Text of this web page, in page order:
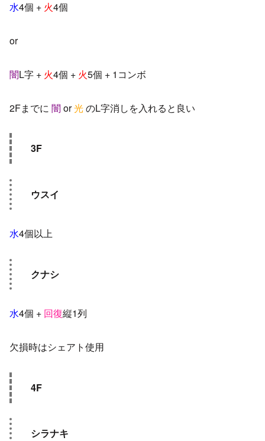
水4個 + 火4個
or
闇L字 + 火4個 + 火5個 + 1コンボ
2Fまでに 闇 or光のL字消しを入れると良い
3F
ウスイ
水4個以上
クナシ
水4個 + 回復縦1列
欠損時はシェアト使用
4F
シラナキ